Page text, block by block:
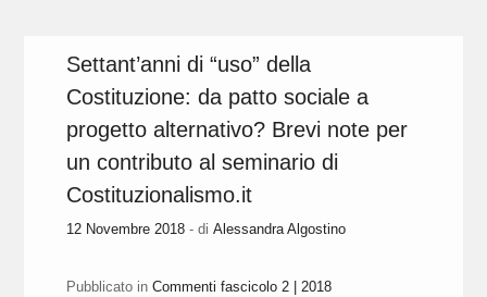
Settant’anni di “uso” della
Costituzione: da patto sociale a
progetto alternativo? Brevi note per
un contributo al seminario di
Costituzionalismo.it
12 Novembre 2018 - di Alessandra Algostino
Pubblicato in Commenti fascicolo 2 | 2018